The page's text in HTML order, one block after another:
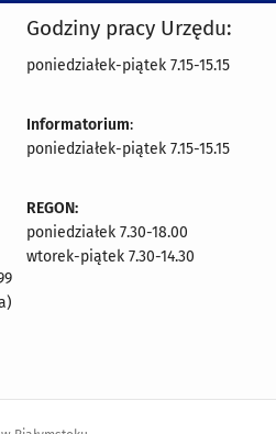
Godziny pracy Urzędu:
poniedziałek-piątek 7.15-15.15
Informatorium:
poniedziałek-piątek 7.15-15.15
REGON:
poniedziałek 7.30-18.00
wtorek-piątek 7.30-14.30